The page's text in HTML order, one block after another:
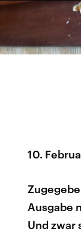
10.
Ausgabe
Und zwar